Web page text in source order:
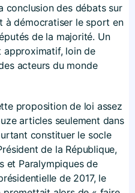
conclusion des débats sur
à démocratiser le sport en
de la majorité. Un
approximatif, loin de
acteurs du monde
proposition de loi assez
articles seulement dans
constituer le socle
de la République,
et Paralympiques de
de 2017, le